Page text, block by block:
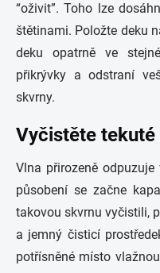
“oživit”. Toho lze
štětinami. Položte deku
deku opatrně ve
přikrývky a odstraní
skvrny.
Vyčistěte tekuté
Vlna přirozeně
působení se začne
takovou skvrnu vyčistili,
a jemný čisticí
potřísněné místo